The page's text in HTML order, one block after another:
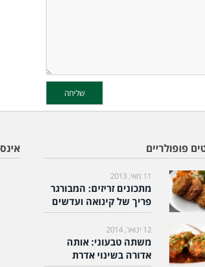
פופולריים
11 מאי, 2013
מתכונים זריזים: המבורגר
פריך של קינואה ועדשים
12 ינואר, 2014
משתה טבעוני: אותה
אדורה בשינוי אדרת